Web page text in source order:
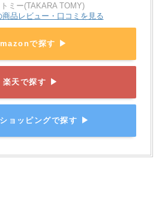
ミー(TAKARA TOMY)
商品レビュー・口コミを見る
で探す ▶
楽天で探す ▶
ョッピングで探す ▶